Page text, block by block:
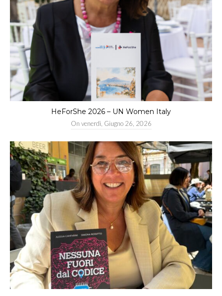
HeForShe 2026 – UN Women Italy
On venerdì, Giugno 26, 2026